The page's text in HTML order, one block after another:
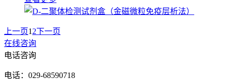
上一页1 2下一页
在线咨询
电话咨询
电话： 029-68590718